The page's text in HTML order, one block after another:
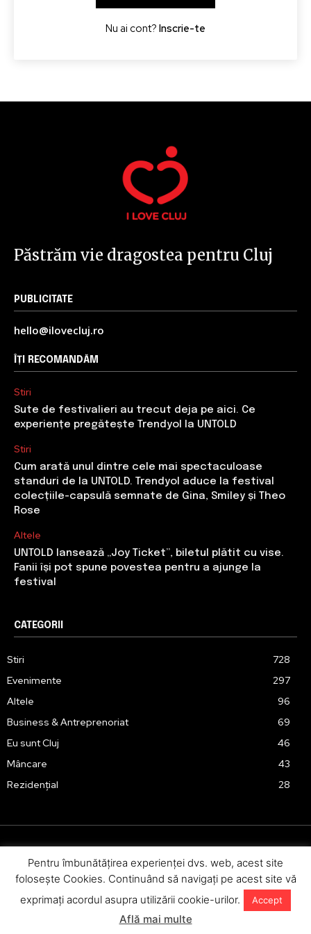
Nu ai cont? Inscrie-te
Păstrăm vie dragostea pentru Cluj
PUBLICITATE
hello@ilovecluj.ro
ÎȚI RECOMANDĂM
Stiri
Sute de festivalieri au trecut deja pe aici. Ce
experiențe pregătește Trendyol la UNTOLD
Stiri
Cum arată unul dintre cele mai spectaculoase
standuri de la UNTOLD. Trendyol aduce la festival
colecțiile-capsulă semnate de Gina, Smiley și Theo
Rose
Altele
UNTOLD lansează „Joy Ticket”, biletul plătit cu vise.
Fanii își pot spune povestea pentru a ajunge la
festival
CATEGORII
Stiri
728
Evenimente
297
Altele
96
Business & Antreprenoriat
69
Eu sunt Cluj
46
Mâncare
43
Rezidențial
28
Urmărește-ne în social media:
Pentru îmbunătăţirea experienţei dvs. web, acest site
foloseşte Cookies. Continuând să navigaţi pe acest site vă
exprimaţi acordul asupra utilizării cookie-urilor.
Accept
Află mai multe